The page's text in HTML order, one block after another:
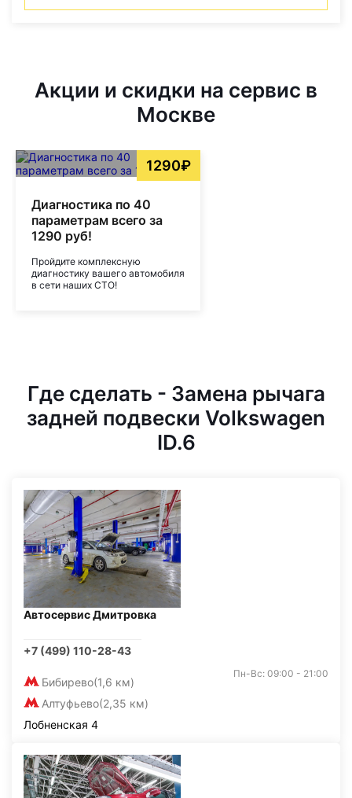
Акции и скидки на сервис в
Москве
1290₽
Диагностика по 40
параметрам всего за
1290 руб!
Пройдите комплексную
диагностику вашего автомобиля
в сети наших СТО!
Где сделать - Замена рычага
задней подвески Volkswagen
ID.6
Автосервис Дмитровка
+7 (499) 110-28-43
Бибирево(1,6 км)
Алтуфьево(2,35 км)
Пн-Вс: 09:00 - 21:00
Лобненская 4